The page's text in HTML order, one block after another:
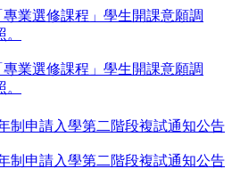
業選修課程」學生開課意願調
業選修課程」學生開課意願調
制申請入學第二階段複試通知公告
制申請入學第二階段複試通知公告